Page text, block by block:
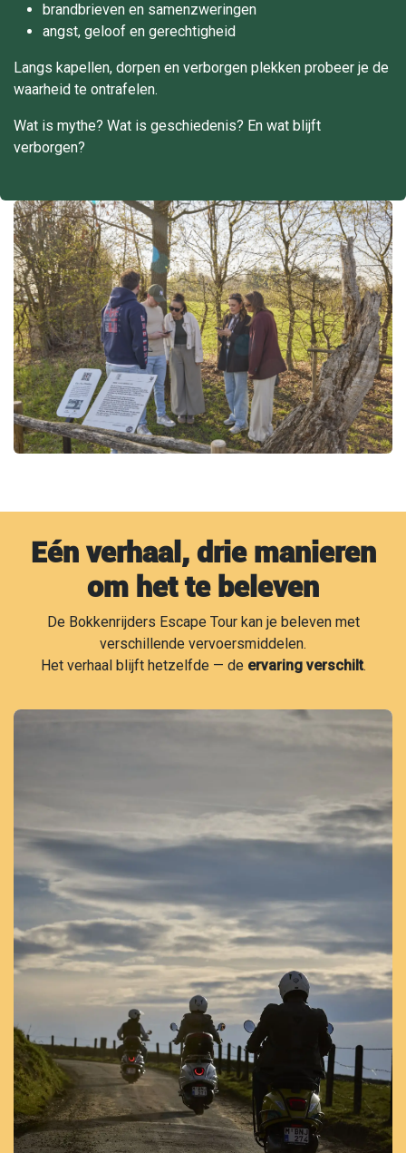
brandbrieven en samenzweringen
angst, geloof en gerechtigheid
Langs kapellen, dorpen en verborgen plekken probeer je de
waarheid te ontrafelen.
Wat is mythe? Wat is geschiedenis? En wat blijft
verborgen?
Eén verhaal, drie manieren
om het te beleven
De Bokkenrijders Escape Tour kan je beleven met
verschillende vervoersmiddelen.
Het verhaal blijft hetzelfde — de ervaring verschilt.